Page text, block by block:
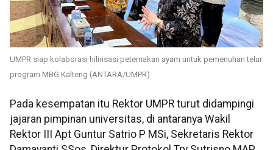
UMPR siap kolaborasi hilirisasi peternakan ayam untuk pemenuhan telur
program MBG Kalteng (ANTARA/UMPR)
Pada kesempatan itu Rektor UMPR turut didampingi
jajaran pimpinan universitas, di antaranya Wakil
Rektor III Apt Guntur Satrio P MSi, Sekretaris Rektor